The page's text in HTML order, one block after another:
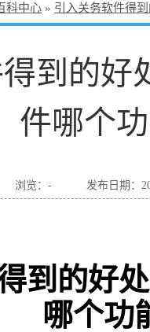
科中心 » 引入关务软件得
到的好
件哪个
浏览： - 发布日期：
到的好
哪个功